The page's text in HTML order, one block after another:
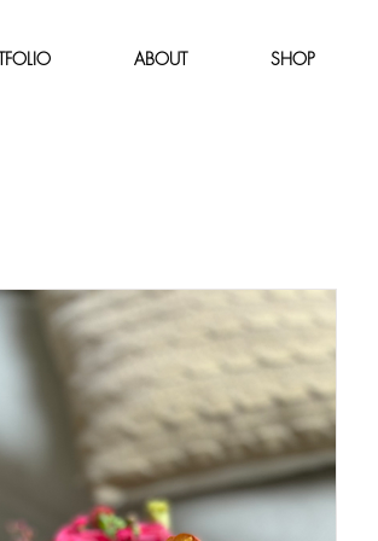
ABOUT SHOP